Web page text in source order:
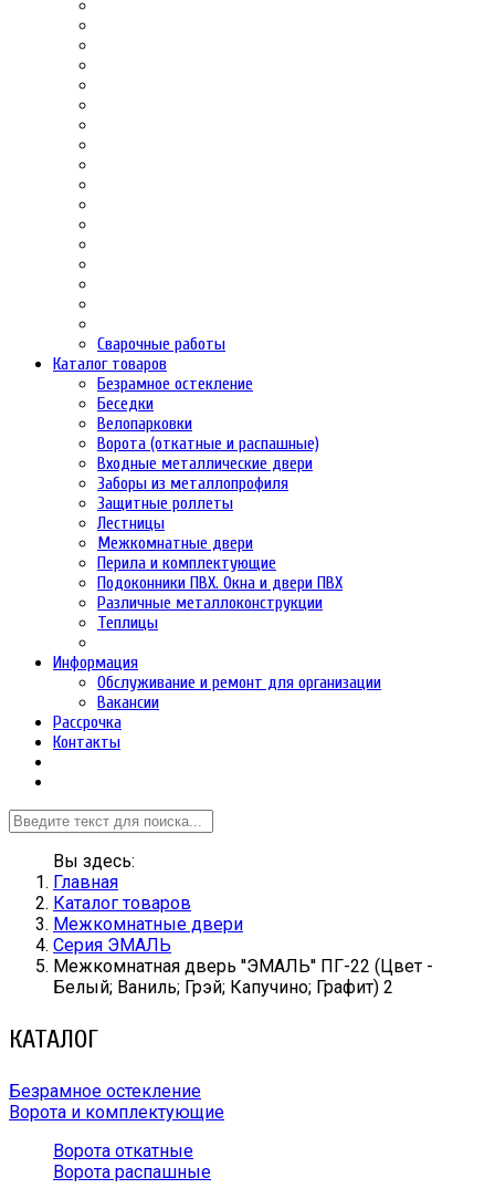
Сварочные работы
Каталог товаров
Безрамное остекление
Беседки
Велопарковки
Ворота (откатные и распашные)
Входные металлические двери
Заборы из металлопрофиля
Защитные роллеты
Лестницы
Межкомнатные двери
Перила и комплектующие
Подоконники ПВХ. Окна и двери ПВХ
Различные металлоконструкции
Теплицы
Информация
Обслуживание и ремонт для организации
Вакансии
Рассрочка
Контакты
Вы здесь:
Главная
Каталог товаров
Межкомнатные двери
Серия ЭМАЛЬ
Межкомнатная дверь ''ЭМАЛЬ'' ПГ-22 (Цвет -
Белый; Ваниль; Грэй; Капучино; Графит) 2
КАТАЛОГ
Безрамное остекление
Ворота и комплектующие
Ворота откатные
Ворота распашные